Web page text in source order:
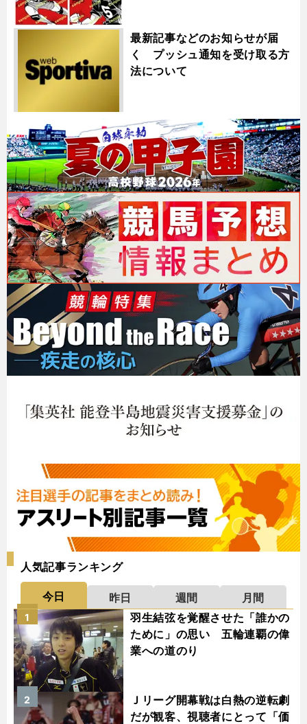
最新記事などのお知らせが届
く プッシュ通知を受け取る方
法について
人気記事ランキング
今日 昨日 週間
月間
羽生結弦を覚醒させた「誰かの
ために」の思い 五輪連覇の偉
業への道のり
1
Ｊリーグ開幕戦は白熱の逆転劇
だが観客、視聴者にとって「価
2